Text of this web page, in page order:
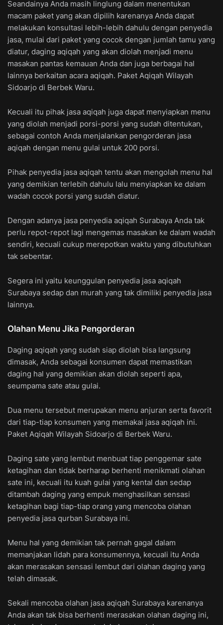
Seandainya Anda masih linglung dalam menentukan
macam paket yang akan dipilih karenanya Anda dapat
melakukan konsultasi lebih-lebih dahulu dengan penyedia
jasa, mulai dari paket yang cocok dengan jumlah tamu yang
diatur, daging aqiqah yang akan diolah menjadi menu
masakan pantas kemauan Anda dan juga berbagai hal
lainnya berkaitan acara aqiqah. Paket Aqiqah Wilayah
Sidoarjo di Berbek Waru.
Kecuali itu pihak jasa aqiqah juga dapat menyiapkan menu
yang diolah menjadi porsi-porsi yang sudah ditentukan,
sebagai contoh Anda menjalankan pengorderan jasa
aqiqah dengan menu gulai untuk 200 porsi.
Pihak penyedia jasa aqiqah tentu akan mengolah menu hal
yang demikian terlebih dahulu lalu menyiapkan ke dalam
wadah cocok porsi yang sudah diatur.
Dengan adanya jasa penyedia aqiqah Surabaya Anda tak
perlu repot-repot lagi mengemas masakan ke dalam wadah
sendiri, kecuali cukup merepotkan waktu yang dibutuhkan
tak sebentar.
Segera ini yaitu keunggulan penyedia jasa aqiqah
Surabaya sedap dan murah yang tak dimiliki penyedia jasa
lainnya.
Olahan Menu Jika Pengorderan
Daging aqiqah yang sudah siap diolah bisa langsung
dimasak, Anda sebagai konsumen dapat memastikan
daging hal yang demikian akan diolah seperti apa,
seumpama sate atau gulai.
Dua menu tersebut merupakan menu anjuran serta favorit
dari tiap-tiap konsumen yang memakai jasa aqiqah ini.
Paket Aqiqah Wilayah Sidoarjo di Berbek Waru.
Daging sate yang lembut menbuat tiap penggemar sate
ketagihan dan tidak berharap berhenti menikmati olahan
sate ini, kecuali itu kuah gulai yang kental dan sedap
ditambah daging yang empuk menghasilkan sensasi
ketagihan bagi tiap-tiap orang yang mencoba olahan
penyedia jasa qurban Surabaya ini.
Menu hal yang demikian tak pernah gagal dalam
memanjakan lidah para konsumennya, kecuali itu Anda
akan merasakan sensasi lembut dari olahan daging yang
telah dimasak.
Sekali mencoba olahan jasa aqiqah Surabaya karenanya
Anda akan tak bisa berhenti merasakan olahan daging ini,